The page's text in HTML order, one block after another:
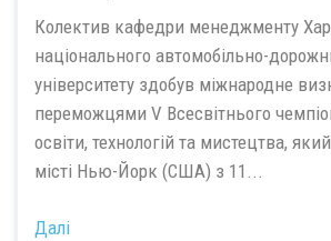
Колектив кафедри менеджменту
національного автомобільно-
університету здобув міжнародне
переможцями V Всесвітнього
освіти, технологій та мистецтва,
місті Нью-Йорк (США) з 11...
Далі